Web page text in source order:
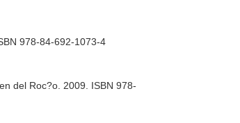
978-84-692-1073-4
del Roc?o. 2009. ISBN 978-